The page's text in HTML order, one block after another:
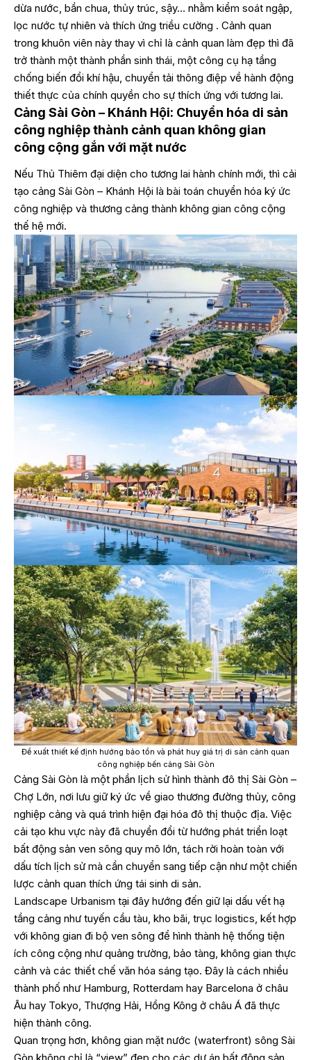
dừa nước, bần chua, thủy trúc, sậy… nhằm kiểm soát ngập,
lọc nước tự nhiên và thích ứng triều cường . Cảnh quan
trong khuôn viên này thay vì chỉ là cảnh quan làm đẹp thì đã
trở thành một thành phần sinh thái, một công cụ hạ tầng
chống biến đổi khí hậu, chuyển tải thông điệp về hành động
thiết thực của chính quyền cho sự thích ứng với tương lai.
Cảng Sài Gòn – Khánh Hội: Chuyển hóa di sản
công nghiệp thành cảnh quan không gian
công cộng gắn với mặt nước
Nếu Thủ Thiêm đại diện cho tương lai hành chính mới, thì cải
tạo cảng Sài Gòn – Khánh Hội là bài toán chuyển hóa ký ức
công nghiệp và thương cảng thành không gian công cộng
thế hệ mới.
Đề xuất thiết kế định hướng bảo tồn và phát huy giá trị di sản cảnh quan
công nghiệp bến cảng Sài Gòn
Cảng Sài Gòn là một phần lịch sử hình thành đô thị Sài Gòn –
Chợ Lớn, nơi lưu giữ ký ức về giao thương đường thủy, công
nghiệp cảng và quá trình hiện đại hóa đô thị thuộc địa. Việc
cải tạo khu vực này đã chuyển đổi từ hướng phát triển loạt
bất động sản ven sông quy mô lớn, tách rời hoàn toàn với
dấu tích lịch sử mà cần chuyển sang tiếp cận như một chiến
lược cảnh quan thích ứng tái sinh di sản.
Landscape Urbanism tại đây hướng đến giữ lại dấu vết hạ
tầng cảng như tuyến cầu tàu, kho bãi, trục logistics, kết hợp
với không gian đi bộ ven sông để hình thành hệ thống tiện
ích công cộng như quảng trường, bảo tàng, không gian thực
cảnh và các thiết chế văn hóa sáng tạo. Đây là cách nhiều
thành phố như Hamburg, Rotterdam hay Barcelona ở châu
Âu hay Tokyo, Thượng Hải, Hồng Kông ở châu Á đã thực
hiện thành công.
Quan trọng hơn, không gian mặt nước (waterfront) sông Sài